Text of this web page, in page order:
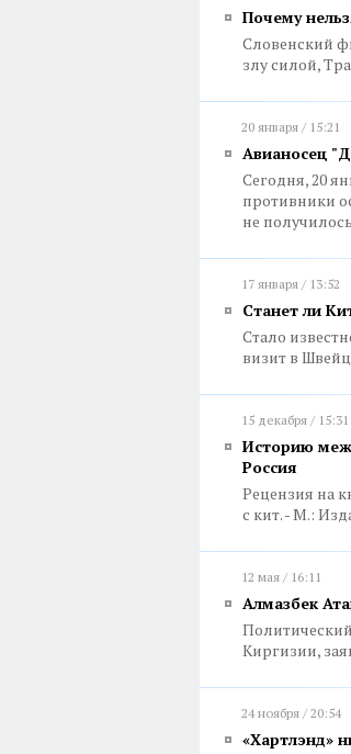
Почему
Словенский
злу силой,
20 января / 15:21
Авианосец
Сегодня, 20
противники
не получилось
17 января / 13:52
Станет ли
Стало
визит в
15 декабря / 15:31
Историю
Россия
Рецензия на
с кит. - М.:
12 мая / 16:11
Алмазбек
Киргизии,
24 ноября / 20:54
«Хартлэнд»